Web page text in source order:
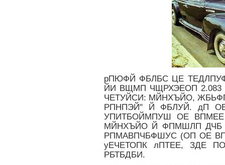
рПЮФЙ ФБЛБС ЦЕ
ЙИ ВЩМП ЧЩРХЭЕОП
ЧЕТУЙСИ: МЙНХЪЙО,
РПНПЭЙ" Й ФБЛУЙ. дП
УПИТБОЙМПУШ ОЕ ВПМЕЕ
МЙНХЪЙО Й ФПМШЛП ДЧБ
РПМАВПЧБФШУС (ОП ОЕ
уЕЧЕТОПК лПТЕЕ, ЗДЕ
РБТБДБИ.